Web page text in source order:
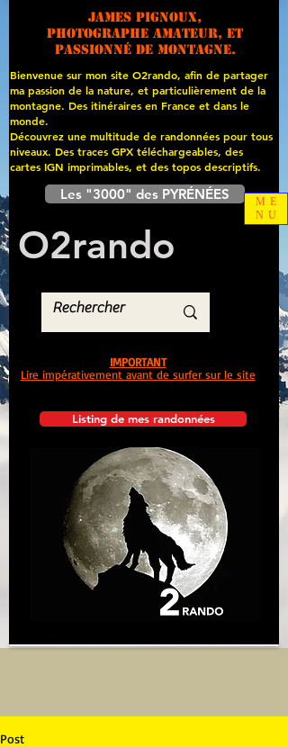
James PIGNOUX,
photographe amateur, et
passionné de montagne.
Bienvenue sur mon site O2rando, afin de partager
ma passion de la nature, et particulièrement de la
montagne. Des itinéraires en France et dans le
monde.
Découvrez une multitude de randonnées pour tous
niveaux. Des traces GPX téléchargeables, des
cartes IGN imprimables, et des topos descriptifs.
Les "3000" des PYRÉNÉES
O2rando
Listing de mes randonnées
IMPORTANT
Lire impérativement avant de surfer sur le site
ME
NU
Post